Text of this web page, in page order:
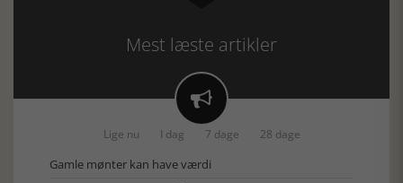
Mest læste artikler

Lige nu I dag 7 dage 28 dage
Gamle mønter kan have værdi